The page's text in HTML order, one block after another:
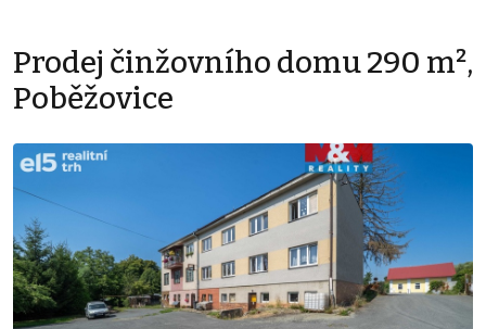
Prodej činžovního domu 290 m²,
Poběžovice